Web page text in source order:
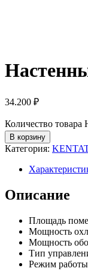
34.200 ₽
Количество
В корзину
Категория:
Описание
Площадь
Мощность
Мощность
Тип
Режим